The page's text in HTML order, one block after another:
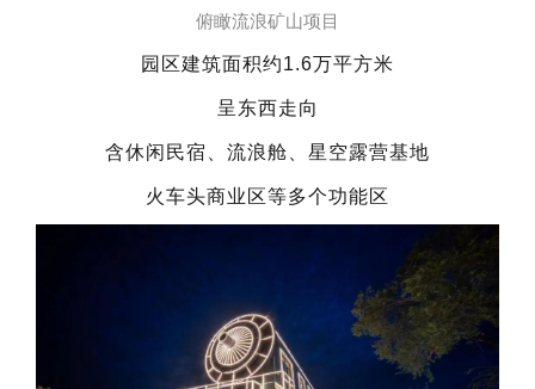
俯瞰流浪矿山项目
园区建筑面积约1.6万平方米
呈东西走向
含休闲民宿、流浪舱、星空露营基地
火车头商业区等多个功能区